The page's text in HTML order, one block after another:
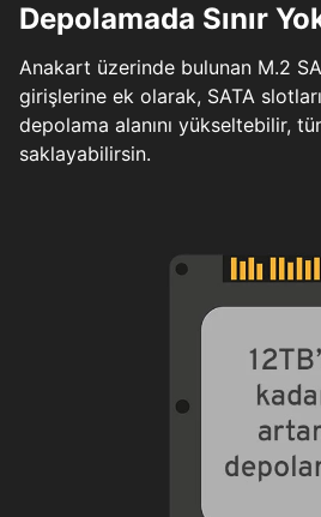
Depolamada Sınır
Anakart üzerinde bulunan M.2
girişlerine ek olarak, SATA
depolama alanını yükseltebilir,
saklayabilirsin.